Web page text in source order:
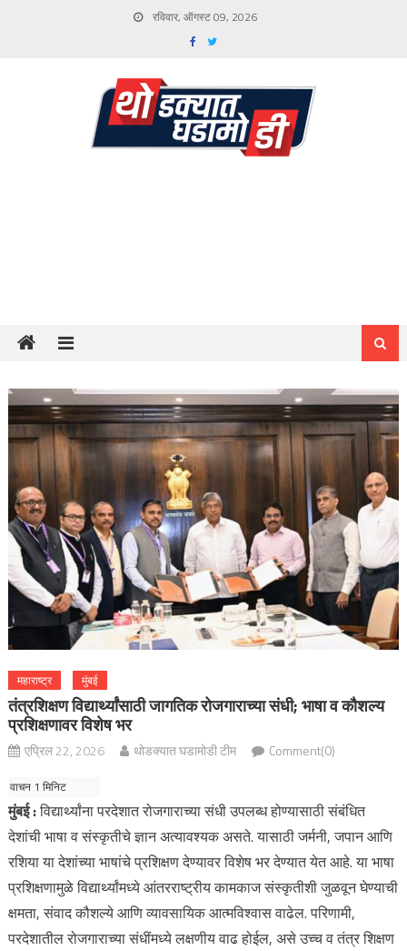
रविवार, ऑगस्ट 09, 2026
महाराष्ट्र मुंबई
तंत्रशिक्षण विद्यार्थ्यांसाठी जागतिक रोजगाराच्या संधी; भाषा व कौशल्य
प्रशिक्षणावर विशेष भर
एप्रिल 22, 2026 थोडक्यात घडामोडी टीम Comment(0)
मुंबई :विद्यार्थ्यांना परदेशात रोजगाराच्या संधी उपलब्ध होण्यासाठी संबंधित
देशांची भाषा व संस्कृतीचे ज्ञान अत्यावश्यक असते. यासाठी जर्मनी, जपान आणि
रशिया या देशांच्या भाषांचे प्रशिक्षण देण्यावर विशेष भर देण्यात येत आहे. या भाषा
प्रशिक्षणामुळे विद्यार्थ्यांमध्ये आंतरराष्ट्रीय कामकाज संस्कृतीशी जुळवून घेण्याची
क्षमता, संवाद कौशल्ये आणि व्यावसायिक आत्मविश्वास वाढेल. परिणामी,
परदेशातील रोजगाराच्या संधींमध्ये लक्षणीय वाढ होईल, असे उच्च व तंत्र शिक्षण